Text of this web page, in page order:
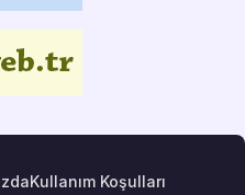
Kullanım Koşulları